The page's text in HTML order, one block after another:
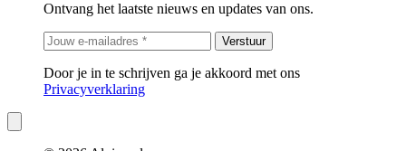
Ontvang het laatste nieuws en updates van ons.
Verstuur
Door je in te schrijven ga je akkoord met ons
Privacyverklaring